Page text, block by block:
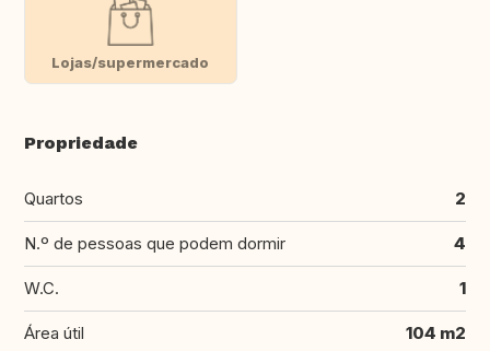
Lojas/supermercado
Propriedade
Quartos 2
N.º de pessoas que podem dormir 4
W.C. 1
Área útil 104 m2